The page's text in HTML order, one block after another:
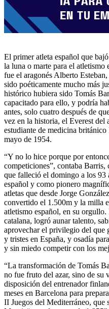
El primer atleta español que
la luna o marte para el
fue el aragonés Alberto
sido poéticamente mucho más
histórico hubiera sido Tomás
capacitado para ello, y podría
antes, solo cuatro después de
vez en la historia, el Everest del
estudiante de medicina
mayo de 1954.
“Y no lo hice porque por
competiciones”, contaba
que falleció el domingo a los 93
español y como pionero
atletas que desde Jorge
convertido el 1.500m y la milla
atletismo español, en su
catalana, logró aunar talento,
aprovechar el privilegio del que
y tristes en España, y osadía
y sin miedo competir con los
“La transformación de Tomás
no fue fruto del azar, sino de su
disposición del entrenador
meses en Barcelona para
II Juegos del Mediterráneo, que